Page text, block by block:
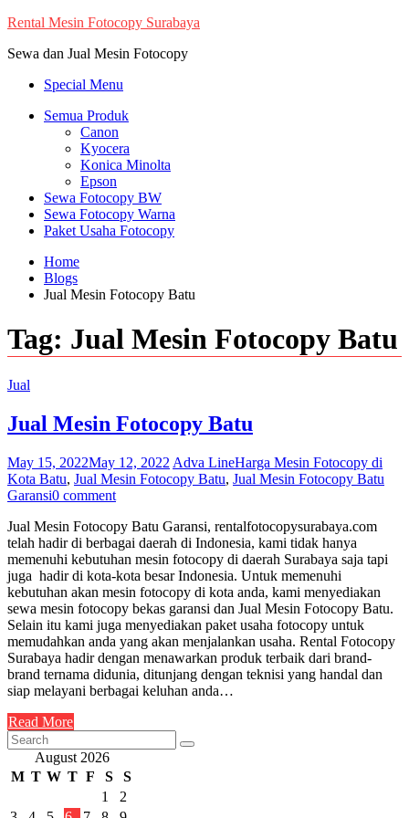
Skip
content
Rental Mesin Fotocopy Surabaya
Sewa dan Jual Mesin Fotocopy
Special Menu
Semua Produk
Canon
Kyocera
Konica Minolta
Epson
Sewa Fotocopy BW
Sewa Fotocopy Warna
Paket Usaha Fotocopy
Home
Blogs
Jual Mesin Fotocopy Batu
Tag: Jual Mesin Fotocopy Batu
Jual
Jual Mesin Fotocopy Batu
May 15, 2022May 12, 2022 Adva LineHarga Mesin Fotocopy di
Kota Batu, Jual Mesin Fotocopy Batu, Jual Mesin Fotocopy Batu
Garansi0 comment
Jual Mesin Fotocopy Batu Garansi, rentalfotocopysurabaya.com
telah hadir di berbagai daerah di Indonesia, kami tidak hanya
memenuhi kebutuhan mesin fotocopy di daerah Surabaya saja tapi
juga hadir di kota-kota besar Indonesia. Untuk memenuhi
kebutuhan akan mesin fotocopy di kota anda, kami menyediakan
sewa mesin fotocopy bekas garansi dan Jual Mesin Fotocopy Batu.
Selain itu kami juga menyediakan paket usaha fotocopy untuk
memudahkan anda yang akan menjalankan usaha. Rental Fotocopy
Surabaya hadir dengan menawarkan produk terbaik dari brand-
brand ternama didunia, ditunjang dengan teknisi yang handal dan
siap melayani berbagai keluhan anda…
Read More
August 2026
M T W T F S
S
1
2